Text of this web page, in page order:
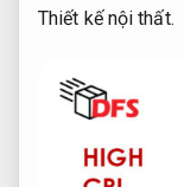
Thiết kế nội thất.